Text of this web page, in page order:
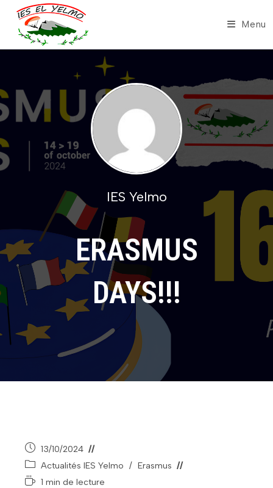
content
Menu
IES Yelmo
ERASMUS
DAYS!!!
Publication
publiée :
13/10/2024
Post
category:
Actualités IES Yelmo / Erasmus
Temps1 min de lecture